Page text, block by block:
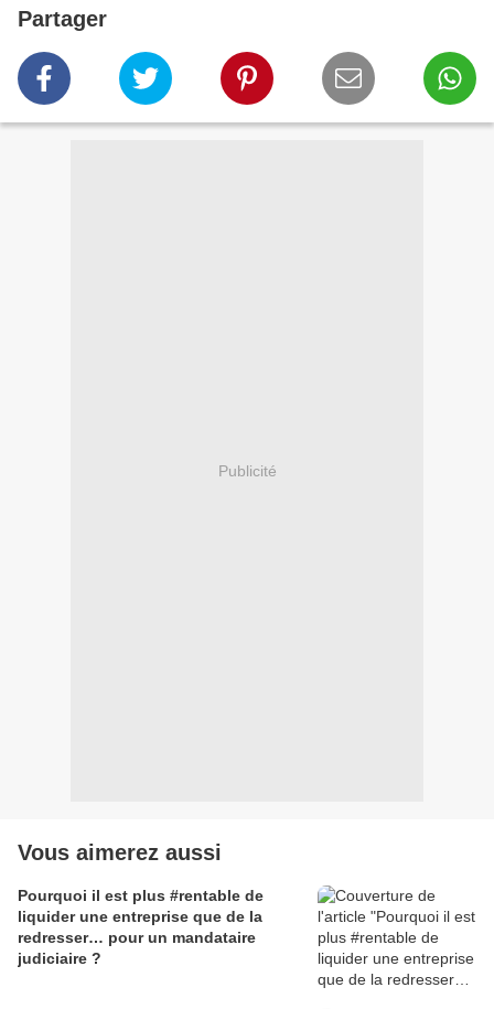
Partager
Publicité
Vous aimerez aussi
Pourquoi il est plus #rentable de
liquider une entreprise que de la
redresser… pour un mandataire
judiciaire ?